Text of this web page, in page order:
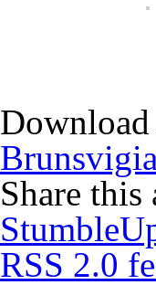
Share this
RSS 2.0